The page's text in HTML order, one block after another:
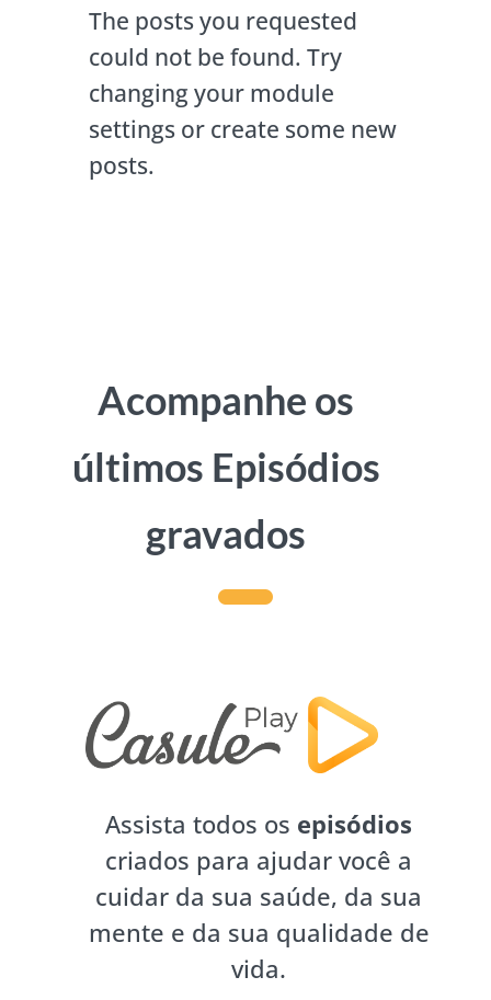
The posts you requested
could not be found. Try
changing your module
settings or create some new
posts.
Acompanhe os
últimos Episódios
gravados
Assista todos os episódios
criados para ajudar você a
cuidar da sua saúde, da sua
mente e da sua qualidade de
vida.